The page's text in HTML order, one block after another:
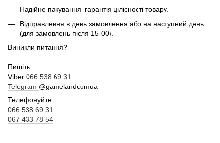
Надійне пакування, гарантія цілісності товару.
Відправлення в день замовлення або на наступний день
(для замовлень після 15-00).
Виникли питання?
Пишіть
Viber 066 538 69 31
Telegram @gamelandcomua
Телефонуйте
066 538 69 31
067 433 78 54